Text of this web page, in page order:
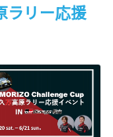
ラリー応援